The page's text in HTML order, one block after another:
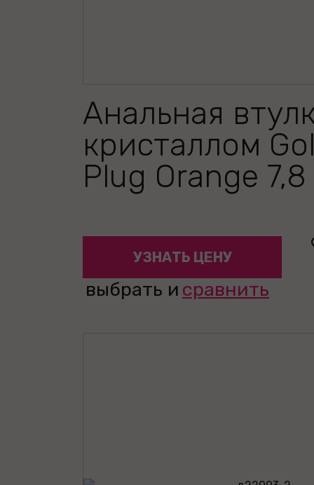
Анальная
кристаллом
Plug Orange
УЗНАТЬ ЦЕНУ
выбрать и сравнить